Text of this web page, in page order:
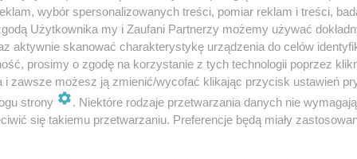
reklamy wymaga pozwolenia na budowę? Czy można powiesić
lub postawić przy drodze? W jakiej odległości? Instalacja tablic i
podlega przepisom praw…
wybór spersonalizowanych treści, pomiar reklam i treści,
Użytkownika my i Zaufani Partnerzy możemy używać
aktywnie skanować charakterystykę urządzenia do celów
prosimy o zgodę na korzystanie z tych technologii poprzez
i zawsze możesz ją zmienić/wycofać klikając przycisk ustawień
strony
. Niektóre rodzaje przetwarzania danych nie
się takiemu przetwarzaniu. Preferencje będą miały